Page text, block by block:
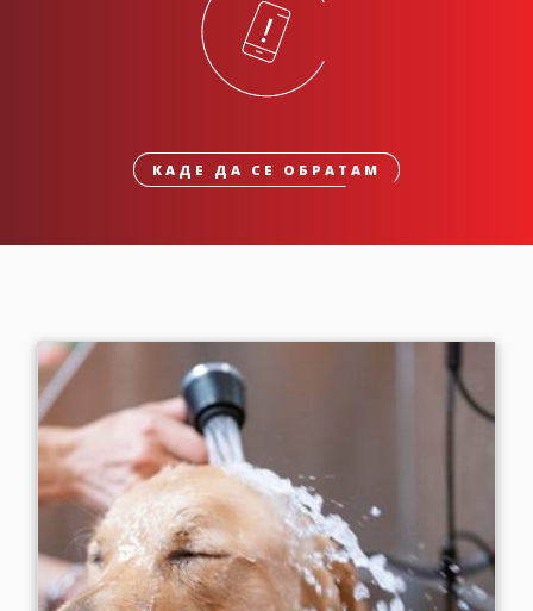
КАДЕ ДА СЕ ОБРАТАМ